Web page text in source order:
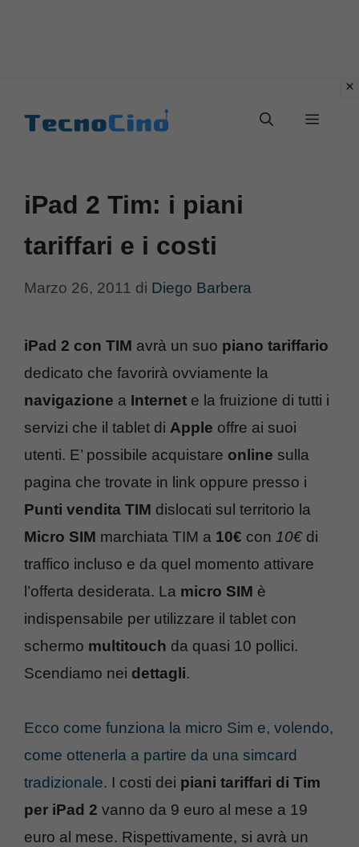
Menu
iPad 2 Tim: i piani
tariffari e i costi
Marzo 26, 2011 di Diego Barbera
iPad 2 con TIM avrà un suo piano tariffario
dedicato che favorirà ovviamente la
navigazione a Internet e la fruizione di tutti i
servizi che il tablet di Apple offre ai suoi
utenti. E’ possibile acquistare online sulla
pagina che trovate in link oppure presso i
Punti vendita TIM dislocati sul territorio la
Micro SIM marchiata TIM a 10€ con 10€ di
traffico incluso e da quel momento attivare
l’offerta desiderata. La micro SIM è
indispensabile per utilizzare il tablet con
schermo multitouch da quasi 10 pollici.
Scendiamo nei dettagli.
Ecco come funziona la micro Sim e, volendo,
come ottenerla a partire da una simcard
tradizionale. I costi dei piani tariffari di Tim
per iPad 2 vanno da 9 euro al mese a 19
euro al mese. Rispettivamente, si avrà un